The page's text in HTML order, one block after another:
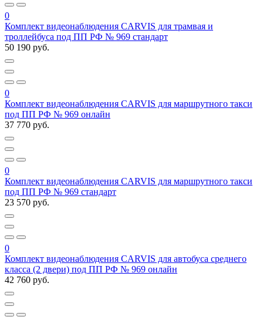
0
Комплект видеонаблюдения CARVIS для трамвая и
троллейбуса под ПП РФ № 969 стандарт
50 190 руб.
0
Комплект видеонаблюдения CARVIS для маршрутного такси
под ПП РФ № 969 онлайн
37 770 руб.
0
Комплект видеонаблюдения CARVIS для маршрутного такси
под ПП РФ № 969 стандарт
23 570 руб.
0
Комплект видеонаблюдения CARVIS для автобуса среднего
класса (2 двери) под ПП РФ № 969 онлайн
42 760 руб.